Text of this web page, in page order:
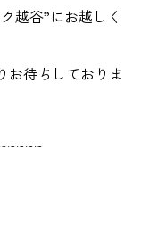
越谷”にお越しく
お待ちしておりま